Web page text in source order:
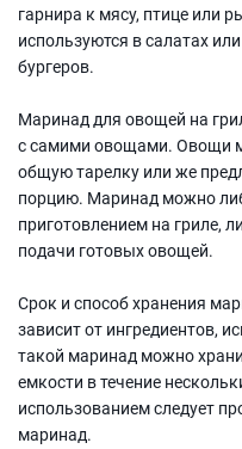
гарнира к мясу, птице или
используются в салатах
бургеров.
Маринад для овощей на
с самими овощами. Овощи
общую тарелку или же
порцию. Маринад можно
приготовлением на гриле,
подачи готовых овощей.
Срок и способ хранения
зависит от ингредиентов,
такой маринад можно
емкости в течение
использованием следует
маринад.